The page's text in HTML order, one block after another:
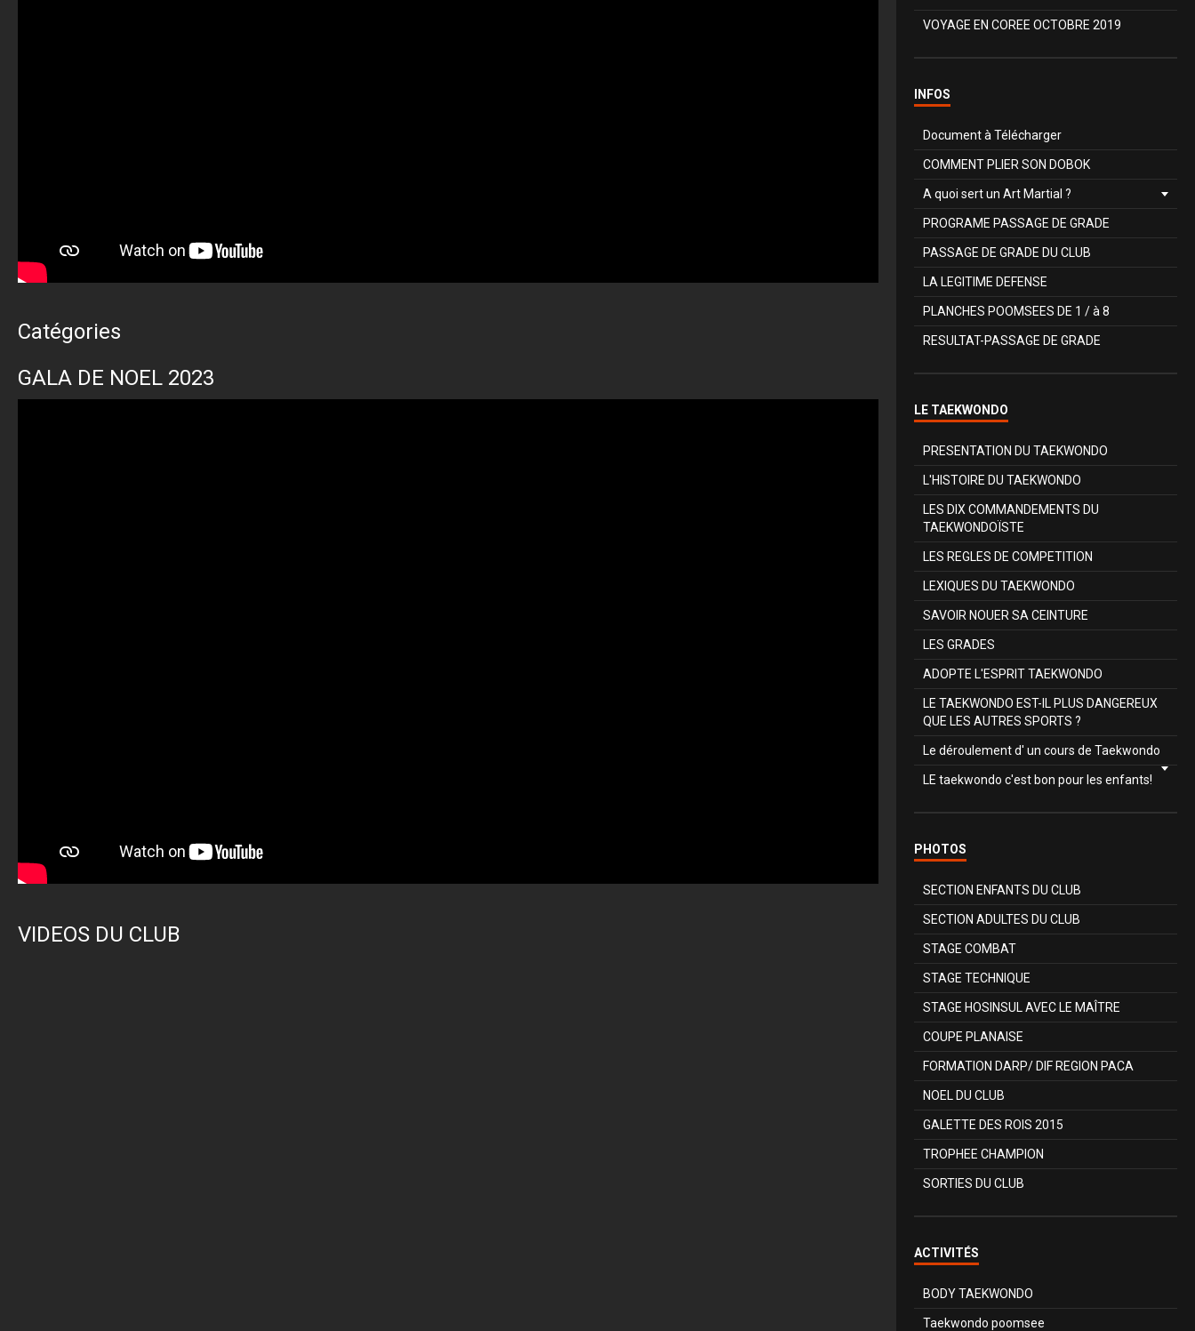
Catégories
GALA DE NOEL 2023
VIDEOS DU CLUB
VOYAGE EN COREE OCTOBRE 2019
INFOS
Document à Télécharger
COMMENT PLIER SON DOBOK
A quoi sert un Art Martial ?
PROGRAME PASSAGE DE GRADE
PASSAGE DE GRADE DU CLUB
LA LEGITIME DEFENSE
PLANCHES POOMSEES DE 1 / à 8
RESULTAT-PASSAGE DE GRADE
LE TAEKWONDO
PRESENTATION DU TAEKWONDO
L'HISTOIRE DU TAEKWONDO
LES DIX COMMANDEMENTS DU
TAEKWONDOÏSTE
LES REGLES DE COMPETITION
LEXIQUES DU TAEKWONDO
SAVOIR NOUER SA CEINTURE
LES GRADES
ADOPTE L'ESPRIT TAEKWONDO
LE TAEKWONDO EST-IL PLUS DANGEREUX
QUE LES AUTRES SPORTS ?
Le déroulement d' un cours de Taekwondo
LE taekwondo c'est bon pour les enfants!
PHOTOS
SECTION ENFANTS DU CLUB
SECTION ADULTES DU CLUB
STAGE COMBAT
STAGE TECHNIQUE
STAGE HOSINSUL AVEC LE MAÎTRE
COUPE PLANAISE
FORMATION DARP/ DIF REGION PACA
NOEL DU CLUB
GALETTE DES ROIS 2015
TROPHEE CHAMPION
SORTIES DU CLUB
ACTIVITÉS
BODY TAEKWONDO
Taekwondo poomsee